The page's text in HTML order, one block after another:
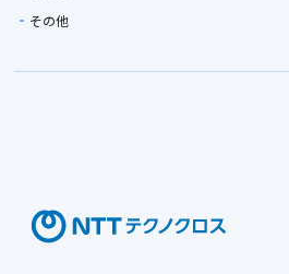
その他